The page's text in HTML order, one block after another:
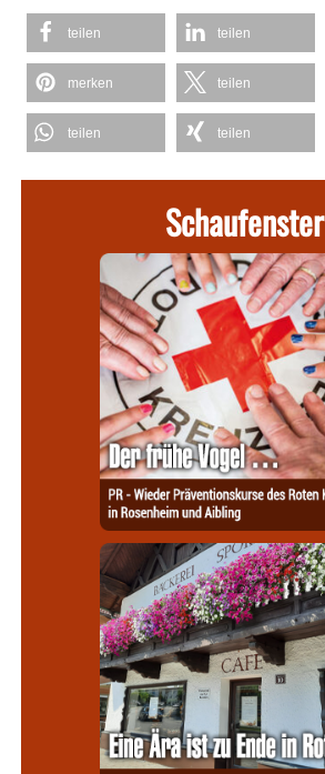
teilen teilen
merken teilen
teilen teilen
Schaufenster